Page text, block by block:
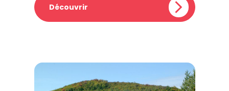
Découvrir